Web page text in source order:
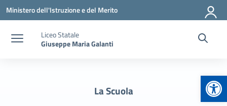
Vai ai contenuti
Vai al menu di navigazione
Vai al footer
Ministero dell'Istruzione e del Merito
Liceo Statale
Giuseppe Maria Galanti
La Scuola